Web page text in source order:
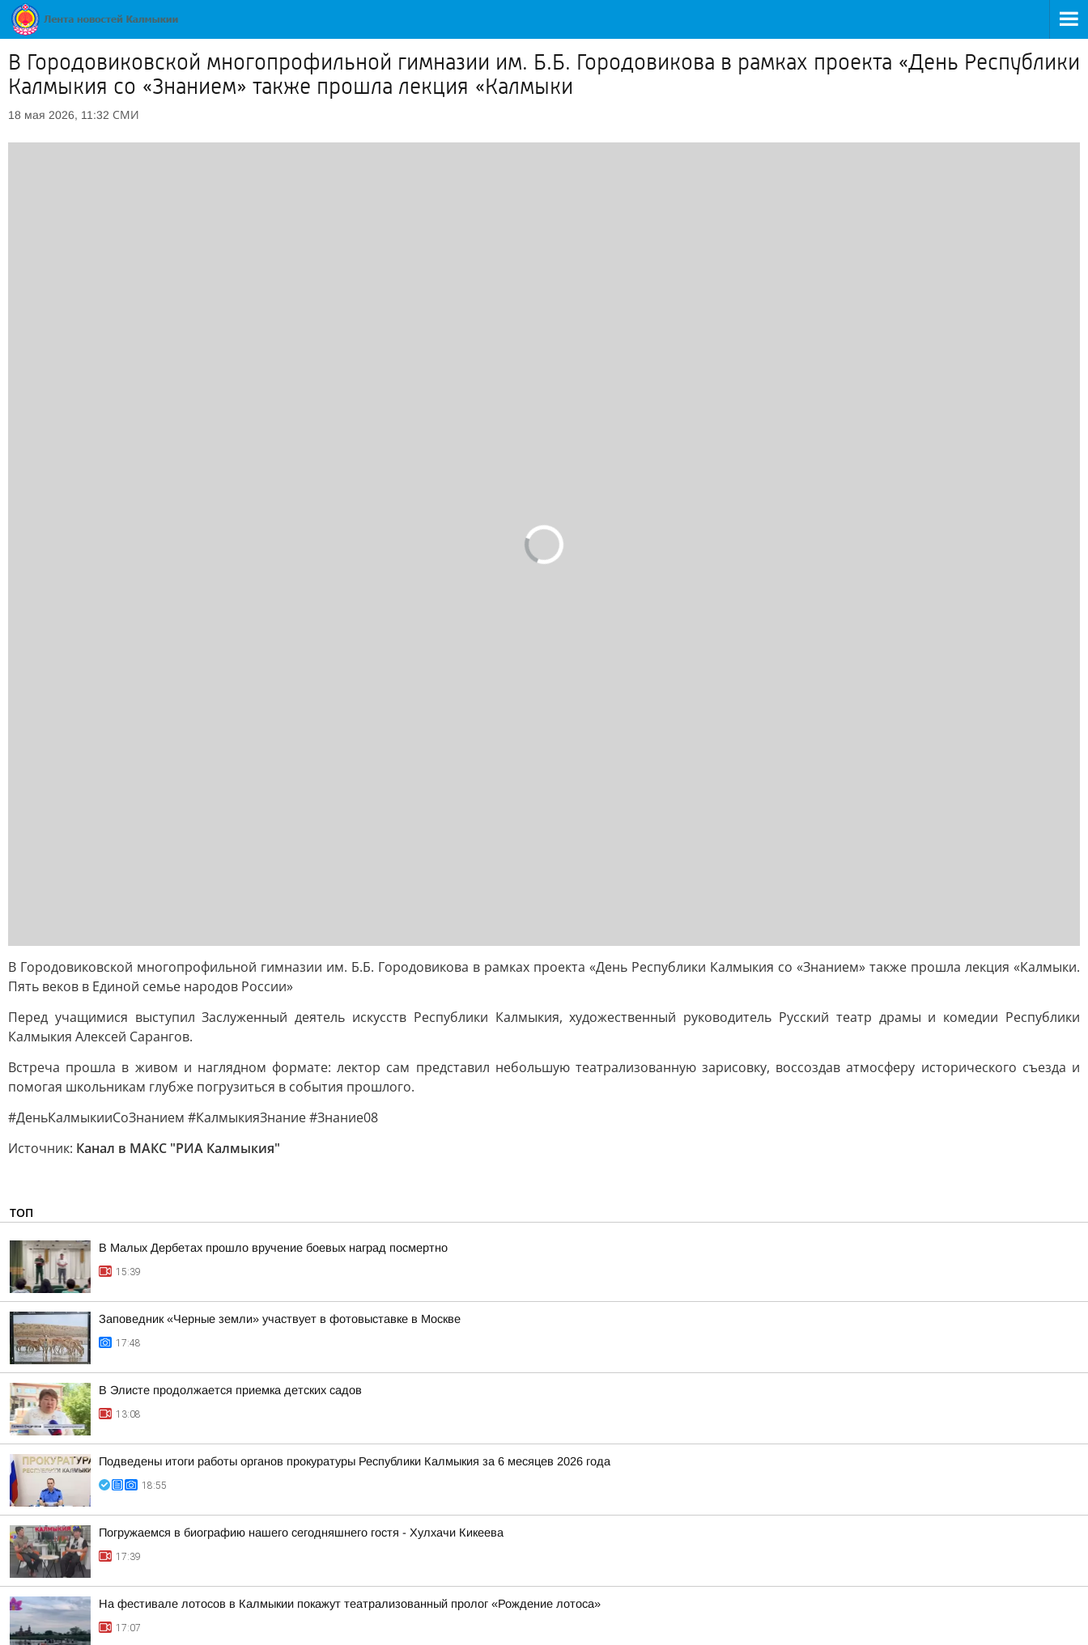
В Городовиковской многопрофильной гимназии им. Б.Б. Городовикова в рамках проекта «День Республики
Калмыкия со «Знанием» также прошла лекция «Калмыки
18 мая 2026, 11:32 СМИ
В Городовиковской многопрофильной гимназии им. Б.Б. Городовикова в рамках проекта «День Республики Калмыкия со «Знанием» также прошла лекция «Калмыки.
Пять веков в Единой семье народов России»
Перед учащимися выступил Заслуженный деятель искусств Республики Калмыкия, художественный руководитель Русский театр драмы и комедии Республики
Калмыкия Алексей Сарангов.
Встреча прошла в живом и наглядном формате: лектор сам представил небольшую театрализованную зарисовку, воссоздав атмосферу исторического съезда и
помогая школьникам глубже погрузиться в события прошлого.
#ДеньКалмыкииСоЗнанием #КалмыкияЗнание #Знание08
Источник: Канал в МАКС "РИА Калмыкия"
ТОП
В Малых Дербетах прошло вручение боевых наград посмертно
15:39
Заповедник «Черные земли» участвует в фотовыставке в Москве
17:48
В Элисте продолжается приемка детских садов
13:08
Подведены итоги работы органов прокуратуры Республики Калмыкия за 6 месяцев 2026 года
18:55
Погружаемся в биографию нашего сегодняшнего гостя - Хулхачи Кикеева
17:39
На фестивале лотосов в Калмыкии покажут театрализованный пролог «Рождение лотоса»
17:07